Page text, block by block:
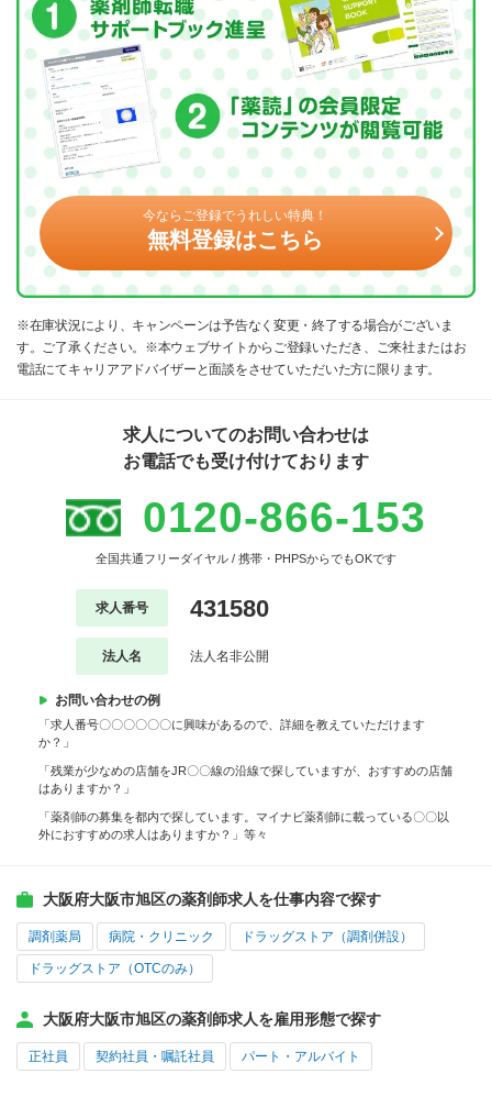
今ならご登録でうれしい特典！
無料登録はこちら
※在庫状況により、キャンペーンは予告なく変更・終了する場合がございま
す。ご了承ください。※本ウェブサイトからご登録いただき、ご来社またはお
電話にてキャリアアドバイザーと面談をさせていただいた方に限ります。
求人についてのお問い合わせは
お電話でも受け付けております
0120-866-153
全国共通フリーダイヤル / 携帯・PHPSからでもOKです
求人番号 431580
法人名 法人名非公開
お問い合わせの例
「求人番号〇〇〇〇〇〇に興味があるので、詳細を教えていただけます
か？」
「残業が少なめの店舗をJR〇〇線の沿線で探していますが、おすすめの店舗
はありますか？」
「薬剤師の募集を都内で探しています。マイナビ薬剤師に載っている〇〇以
外におすすめの求人はありますか？」等々
大阪府大阪市旭区の薬剤師求人を仕事内容で探す
調剤薬局 病院・クリニック ドラッグストア（調剤併設）
ドラッグストア（OTCのみ）
大阪府大阪市旭区の薬剤師求人を雇用形態で探す
正社員 契約社員・嘱託社員 パート・アルバイト